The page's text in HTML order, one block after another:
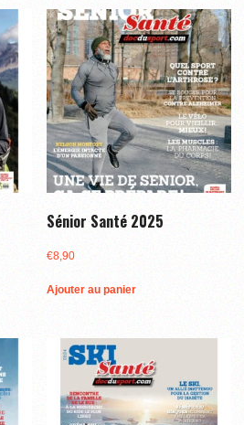
Sénior Santé 2025
€8,90
Ajouter au panier